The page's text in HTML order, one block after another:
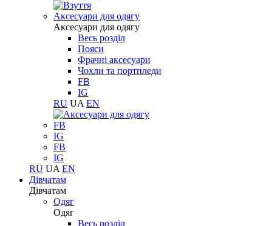
Aксесуари для одягу
Aксесуари для одягу
Весь розділ
Пояси
Фрачні аксесуари
Чохли та портпледи
FB
IG
RU UA EN
FB
IG
FB
IG
RU UA EN
Дівчатам
Дівчатам
Одяг
Одяг
Весь розділ